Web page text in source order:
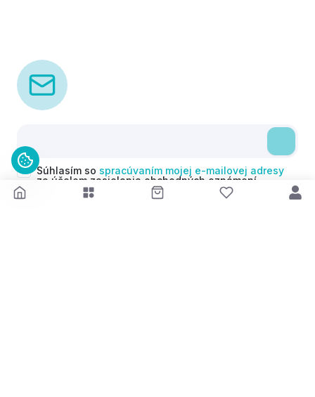
Súhlasím so spracúvaním mojej e-mailovej adresy
za účelom zasielania obchodných oznámení
(newsletterov) v súlade s čl. 6 ods. 1 písm. a)
Nariadenia GDPR. Svoj súhlas môžem kedykoľvek